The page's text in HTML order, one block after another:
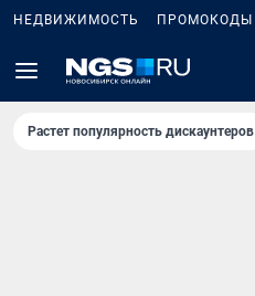
НЕДВИЖИМОСТЬ ПРОМОКОДЫ
Растет популярность дискаунтеров